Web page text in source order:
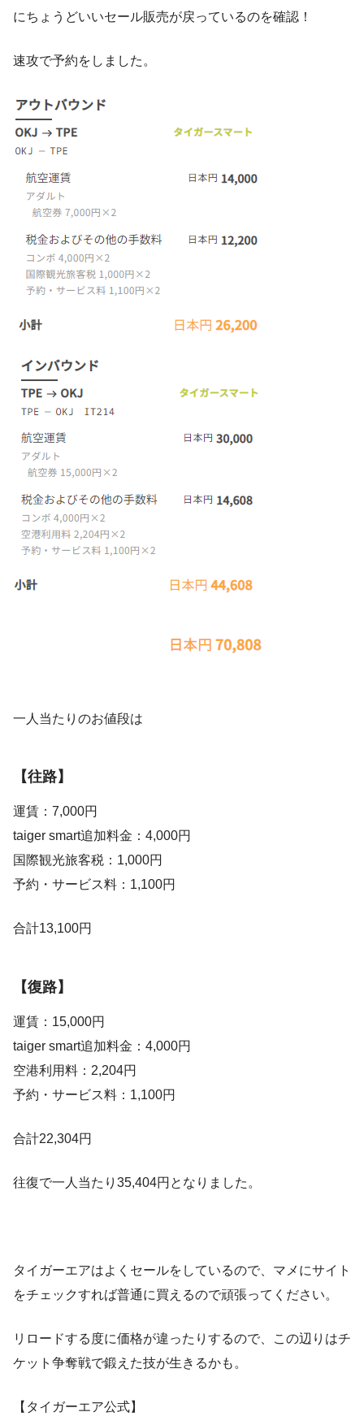
にちょうどいいセール販売が戻っているのを確認！
速攻で予約をしました。
一人当たりのお値段は
【往路】
運賃：7,000円
taiger smart追加料金：4,000円
国際観光旅客税：1,000円
予約・サービス料：1,100円
合計13,100円
【復路】
運賃：15,000円
taiger smart追加料金：4,000円
空港利用料：2,204円
予約・サービス料：1,100円
合計22,304円
往復で一人当たり35,404円となりました。
タイガーエアはよくセールをしているので、マメにサイト
をチェックすれば普通に買えるので頑張ってください。
リロードする度に価格が違ったりするので、この辺りはチ
ケット争奪戦で鍛えた技が生きるかも。
【タイガーエア公式】